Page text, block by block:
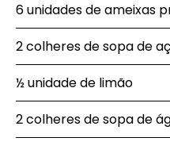
6 unidades de ameixas
2 colheres de sopa de
½ unidade de limão
2 colheres de sopa de